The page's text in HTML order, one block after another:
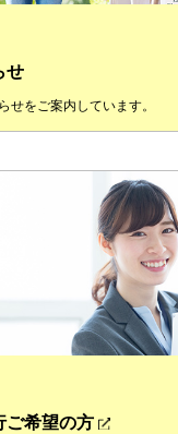
せ
せをご案内しています。
ご希望の方